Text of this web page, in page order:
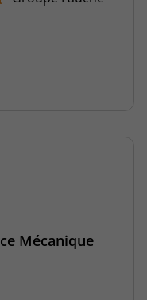
Mécanique